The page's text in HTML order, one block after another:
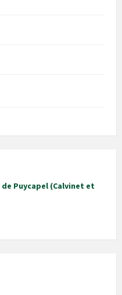
Puycapel (Calvinet et